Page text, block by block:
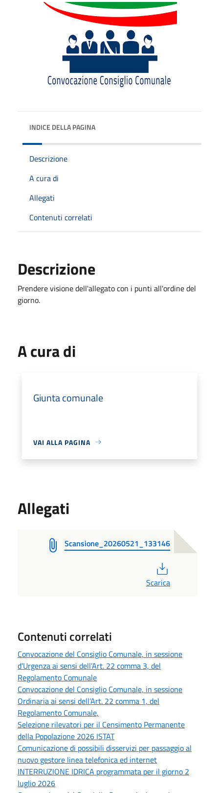
INDICE DELLA PAGINA
Descrizione
A cura di
Allegati
Contenuti correlati
Descrizione
Prendere visione dell'allegato con i punti all'ordine del
giorno.
A cura di
Giunta comunale
VAI ALLA PAGINA
Allegati
Scansione_20260521_133146
Scarica
Contenuti correlati
Convocazione del Consiglio Comunale, in sessione
d’Urgenza ai sensi dell’Art. 22 comma 3, del
Regolamento Comunale
Convocazione del Consiglio Comunale, in sessione
Ordinaria ai sensi dell’Art. 22 comma 1, del
Regolamento Comunale,
Selezione rilevatori per il Censimento Permanente
della Popolazione 2026 ISTAT
Comunicazione di possibili disservizi per passaggio al
nuovo gestore linea telefonica ed internet
INTERRUZIONE IDRICA programmata per il giorno 2
luglio 2026